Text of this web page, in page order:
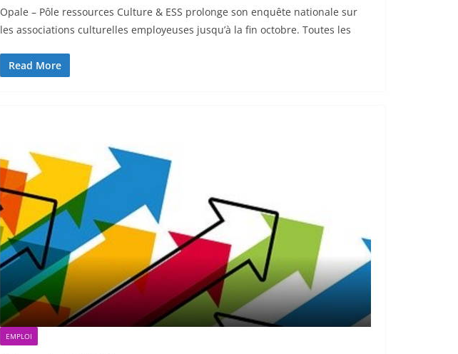
Opale – Pôle ressources Culture & ESS prolonge son enquête nationale sur
les associations culturelles employeuses jusqu’à la fin octobre. Toutes les
Read More
EMPLOI